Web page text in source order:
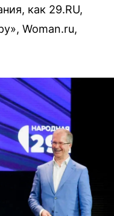
как 29.RU,
Woman.ru,